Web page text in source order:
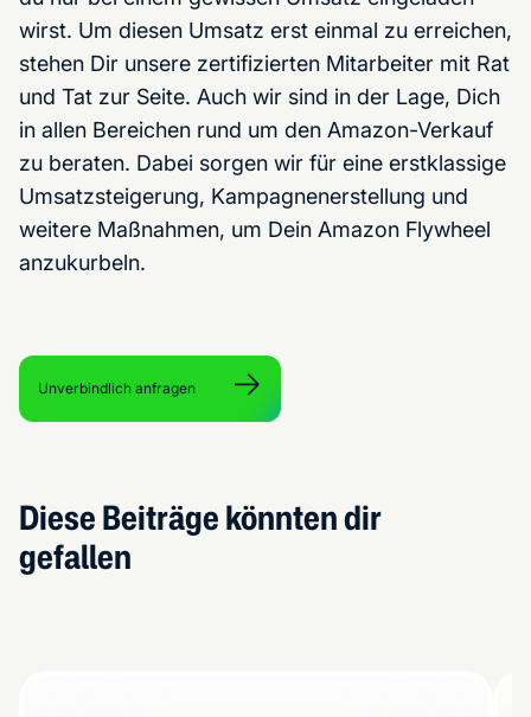
wirst. Um diesen Umsatz erst einmal zu erreichen,
stehen Dir unsere zertifizierten Mitarbeiter mit Rat
und Tat zur Seite. Auch wir sind in der Lage, Dich
in allen Bereichen rund um den Amazon-Verkauf
zu beraten. Dabei sorgen wir für eine erstklassige
Umsatzsteigerung, Kampagnenerstellung und
weitere Maßnahmen, um Dein Amazon Flywheel
anzukurbeln.
Unverbindlich anfragen
Diese Beiträge könnten dir
gefallen